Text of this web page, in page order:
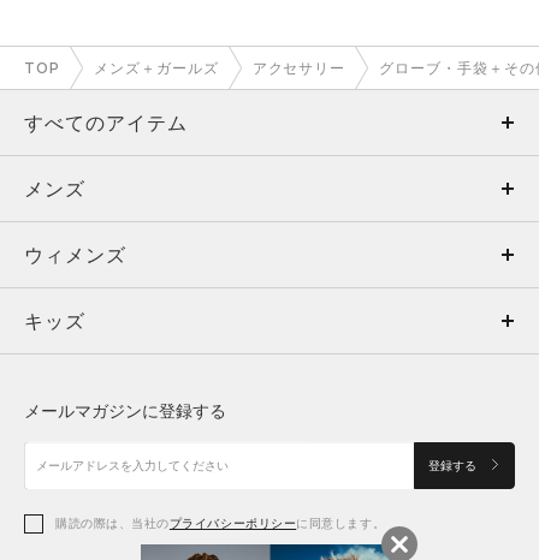
TOP メンズ＋ガールズ アクセサリー グローブ・手袋＋その
すべてのアイテム
メンズ
ウィメンズ
キッズ
アクセサリー
メンズ
トップス
ボトムス
アクセサリー
ウィメンズ
トップス
シューズ
アクセサリー
キッズ
シューズ
メールマガジンに登録する
登録する
購読の際は、当社のプライバシーポリシーに同意します。